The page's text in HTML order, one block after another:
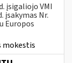
įsigaliojo VMI
įsakymas Nr.
Europos
mokestis